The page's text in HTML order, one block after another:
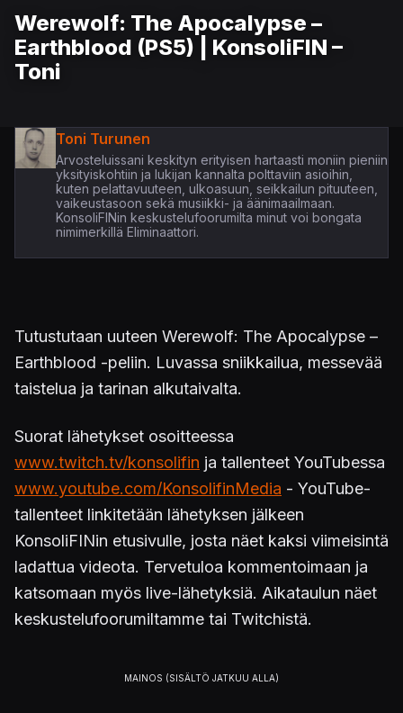
Werewolf: The Apocalypse –
Earthblood (PS5) | KonsoliFIN –
Toni
Toni Turunen
Arvosteluissani keskityn erityisen hartaasti moniin pieniin
yksityiskohtiin ja lukijan kannalta polttaviin asioihin,
kuten pelattavuuteen, ulkoasuun, seikkailun pituuteen,
vaikeustasoon sekä musiikki- ja äänimaailmaan.
KonsoliFINin keskustelufoorumilta minut voi bongata
nimimerkillä Eliminaattori.
Tutustutaan uuteen Werewolf: The Apocalypse –
Earthblood -peliin. Luvassa sniikkailua, messevää
taistelua ja tarinan alkutaivalta.
Suorat lähetykset osoitteessa
www.twitch.tv/konsolifin ja tallenteet YouTubessa
www.youtube.com/KonsolifinMedia - YouTube-
tallenteet linkitetään lähetyksen jälkeen
KonsoliFINin etusivulle, josta näet kaksi viimeisintä
ladattua videota. Tervetuloa kommentoimaan ja
katsomaan myös live-lähetyksiä. Aikataulun näet
keskustelufoorumiltamme tai Twitchistä.